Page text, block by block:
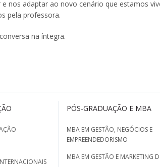
e nos adaptar ao novo cenário que estamos
pela professora.
na íntegra.
PÓS-GRADUAÇÃO E MBA
MBA EM GESTÃO, NEGÓCIOS E
EMPREENDEDORISMO
MBA EM GESTÃO E MARKETING